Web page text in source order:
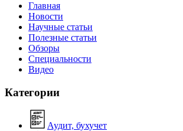
Главная
Новости
Научные статьи
Полезные статьи
Обзоры
Специальности
Видео
Категории
Аудит, бухучет